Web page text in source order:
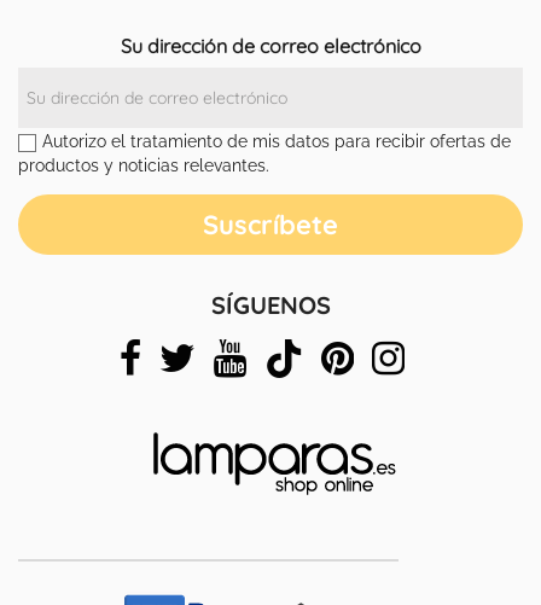
Su dirección de correo electrónico
Autorizo el tratamiento de mis datos para recibir ofertas de
productos y noticias relevantes.
SÍGUENOS